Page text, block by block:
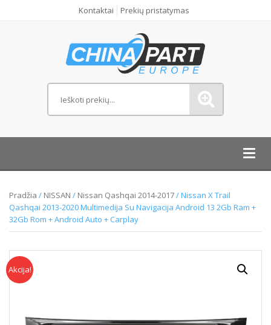
Kontaktai Prekių pristatymas
Pradžia / NISSAN / Nissan Qashqai 2014-2017/ Nissan X Trail
Qashqai 2013-2020 Multimedija Su Navigacija Android 13 2Gb Ram +
32Gb Rom + Android Auto + Carplay
Akcija!